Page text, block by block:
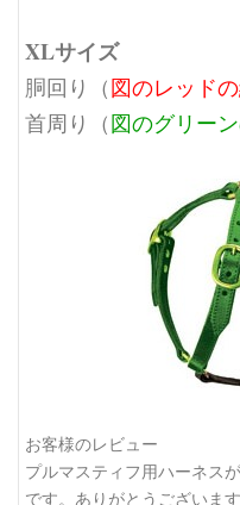
XLサイズ
胴回り（図のレッド
首周り（図のグリー
お客様のレビュー
プルマスティフ用ハーネス
です。ありがとうございます